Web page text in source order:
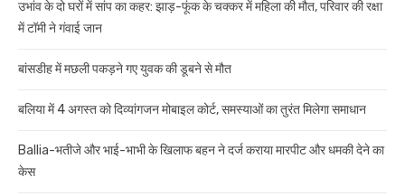
उभांव के दो घरों में सांप का कहर: झाड़-फूंक के चक्कर में महिला की मौत, परिवार की रक्षा
में टॉमी ने गंवाई जान
बांसडीह में मछली पकड़ने गए युवक की डूबने से मौत
बलिया में 4 अगस्त को दिव्यांगजन मोबाइल कोर्ट, समस्याओं का तुरंत मिलेगा समाधान
Ballia-भतीजे और भाई-भाभी के खिलाफ बहन ने दर्ज कराया मारपीट और धमकी देने का
केस